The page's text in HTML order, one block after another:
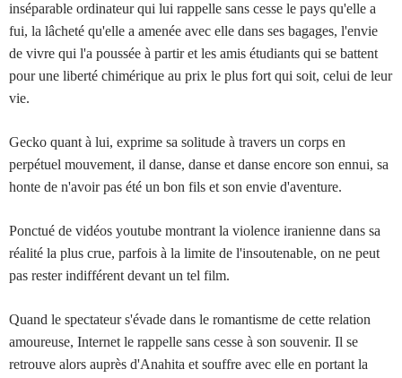
inséparable ordinateur qui lui rappelle sans cesse le pays qu'elle a
fui, la lâcheté qu'elle a amenée avec elle dans ses bagages, l'envie
de vivre qui l'a poussée à partir et les amis étudiants qui se battent
pour une liberté chimérique au prix le plus fort qui soit, celui de leur
vie.
Gecko quant à lui, exprime sa solitude à travers un corps en
perpétuel mouvement, il danse, danse et danse encore son ennui, sa
honte de n'avoir pas été un bon fils et son envie d'aventure.
Ponctué de vidéos youtube montrant la violence iranienne dans sa
réalité la plus crue, parfois à la limite de l'insoutenable, on ne peut
pas rester indifférent devant un tel film.
Quand le spectateur s'évade dans le romantisme de cette relation
amoureuse, Internet le rappelle sans cesse à son souvenir. Il se
retrouve alors auprès d'Anahita et souffre avec elle en portant la